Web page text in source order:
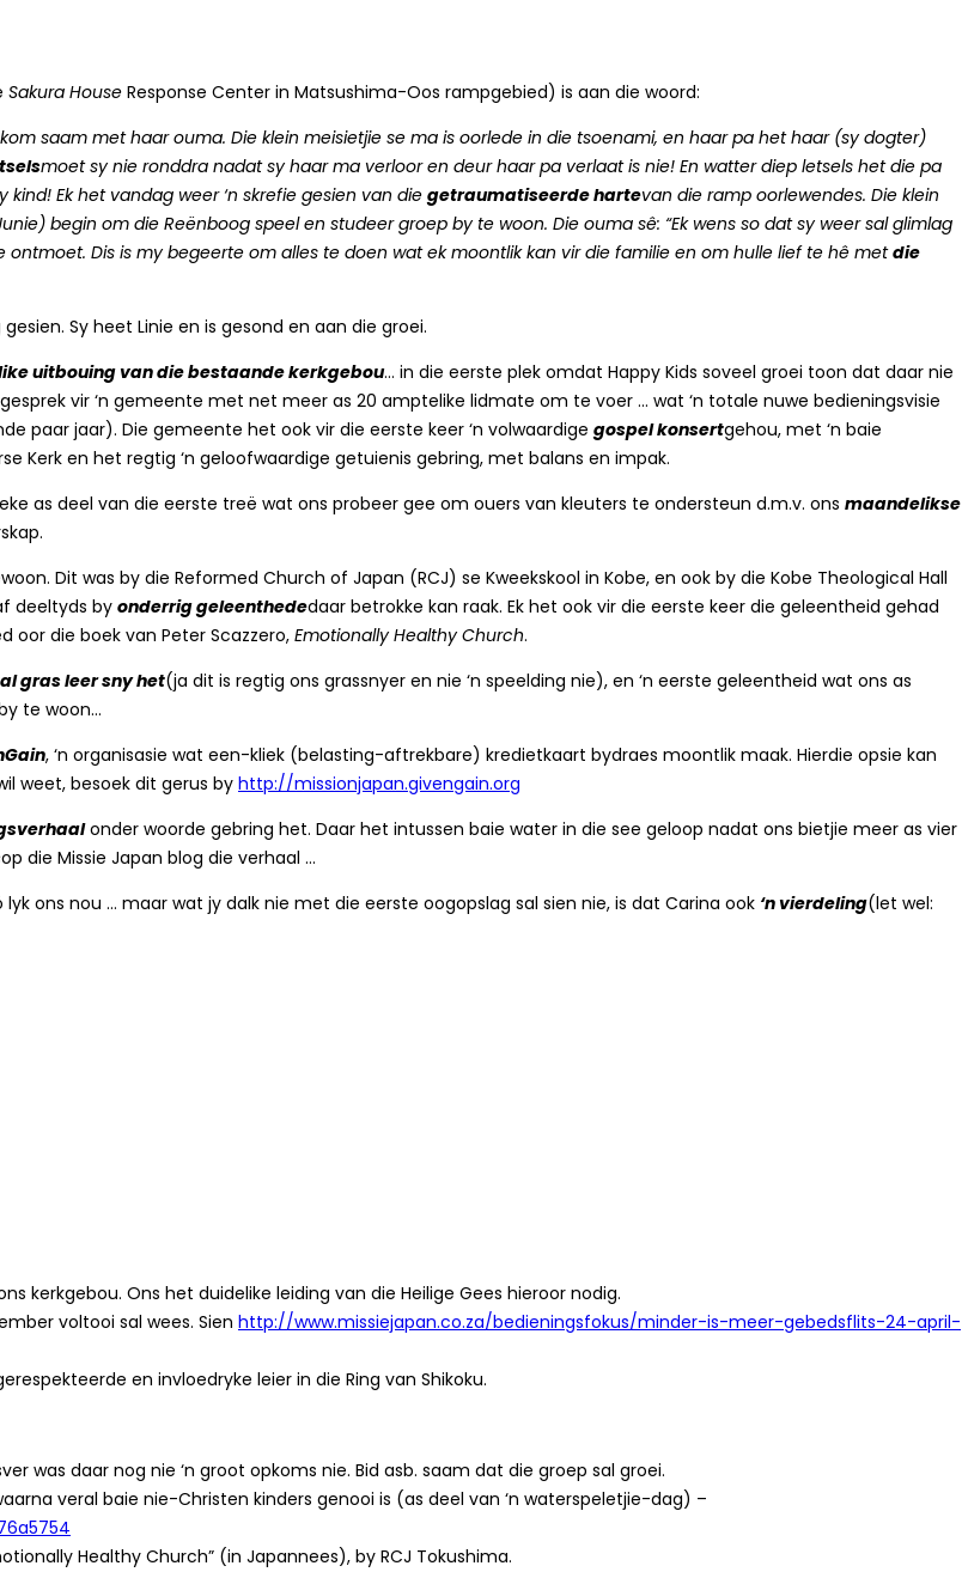
Sakura House Response Center in Matsushima-Oos rampgebied) is aan die woord:
saam met haar ouma. Die klein meisietjie se ma is oorlede in die tsoenami, en haar pa het haar (sy dogter)
moet sy nie ronddra nadat sy haar ma verloor en deur haar pa verlaat is nie! En watter diep letsels het die pa
Ek het vandag weer ‘n skrefie gesien van die getraumatiseerde hartevan die ramp oorlewendes. Die klein
begin om die Reënboog speel en studeer groep by te woon. Die ouma sê: “Ek wens so dat sy weer sal glimlag
Dis is my begeerte om alles te doen wat ek moontlik kan vir die familie en om hulle lief te hê metdie
Sy heet Linie en is gesond en aan die groei.
uitbouing van die bestaande kerkgebou… in die eerste plek omdat Happy Kids soveel groei toon dat daar nie
vir ‘n gemeente met net meer as 20 amptelike lidmate om te voer … wat ‘n totale nuwe bedieningsvisie
paar jaar). Die gemeente het ook vir die eerste keer ‘n volwaardige gospel konsertgehou, met ‘n baie
Kerk en het regtig ‘n geloofwaardige getuienis gebring, met balans en impak.
as deel van die eerste treë wat ons probeer gee om ouers van kleuters te ondersteun d.m.v. ons maandelikse
Dit was by die Reformed Church of Japan (RCJ) se Kweekskool in Kobe, en ook by die Kobe Theological Hall
deeltyds by onderrig geleenthededaar betrokke kan raak. Ek het ook vir die eerste keer die geleentheid gehad
oor die boek van Peter Scazzero,Emotionally Healthy Church.
gras leer sny het(ja dit is regtig ons grassnyer en nie ‘n speelding nie), en ‘n eerste geleentheid wat ons as
te woon…
, ‘n organisasie wat een-kliek (belasting-aftrekbare) kredietkaart bydraes moontlik maak. Hierdie opsie kan
weet, besoek dit gerus by http://missionjapan.givengain.org
onder woorde gebring het. Daar het intussen baie water in die see geloop nadat ons bietjie meer as vier
op die Missie Japan blog die verhaal …
ons nou … maar wat jy dalk nie met die eerste oogopslag sal sien nie, is dat Carina ook ‘n vierdeling(let wel:
kerkgebou. Ons het duidelike leiding van die Heilige Gees hieroor nodig.
voltooi sal wees. Sien http://www.missiejapan.co.za/bedieningsfokus/minder-is-meer-gebedsflits-24-april-
en invloedryke leier in die Ring van Shikoku.
was daar nog nie ‘n groot opkoms nie. Bid asb. saam dat die groep sal groei.
veral baie nie-Christen kinders genooi is (as deel van ‘n waterspeletjie-dag) –
Healthy Church” (in Japannees), by RCJ Tokushima.